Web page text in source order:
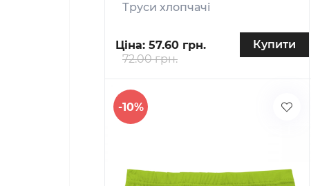
Труси хлопчачі
Ціна: 57.60 грн.
72.00 грн.
Купити
-10%